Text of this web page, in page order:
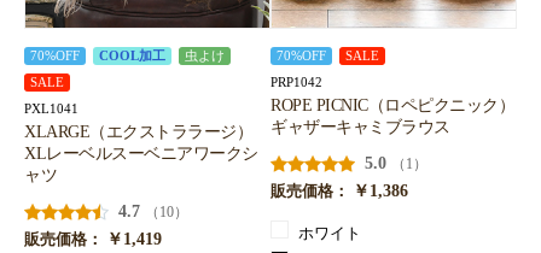
70%OFF COOL加工
虫よけ
SALE
PXL1041
XLARGE（エクストララージ）
XLレーベルスーベニアワークシ
ャツ
4.7
（10）
販売価格：
￥1,419
70%OFF SALE
PRP1042
ROPE PICNIC（ロペピクニック）
ギャザーキャミブラウス
5.0
（1）
販売価格：
￥1,386
ホワイト